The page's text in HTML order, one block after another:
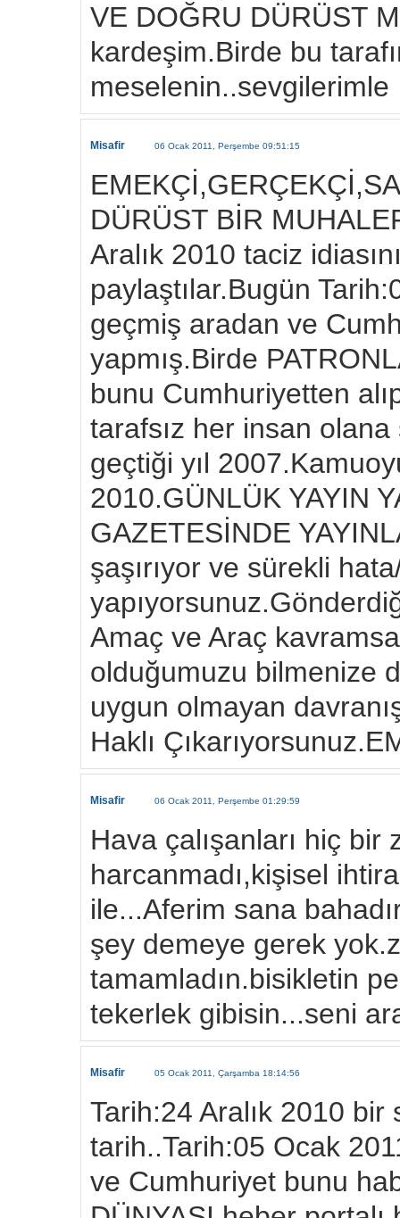
VE DOĞRU DÜRÜST
kardeşim.Birde bu
meselenin..sevgilerimle
Misafir 06 Ocak 2011, Perşembe 09:51:15
DÜRÜST BİR
Aralık 2010 taciz
paylaştılar.Bugün
geçmiş aradan ve
yapmış.Birde
bunu Cumhuriyetten
tarafsız her insan
geçtiği yıl
2010.GÜNLÜK YAYIN
GAZETESİNDE
şaşırıyor ve sürekli
Amaç ve Araç kavramsal
olduğumuzu bilmenize
uygun olmayan
Haklı
Misafir 06 Ocak 2011, Perşembe 01:29:59
Hava çalışanları hiç bir
harcanmadı,kişisel
ile...Aferim sana
şey demeye gerek
tamamladın.bisikletin
tekerlek gibisin...seni
Misafir 05 Ocak 2011, Çarşamba 18:14:56
Tarih:24 Aralık 2010
tarih..Tarih:05 Ocak
ve Cumhuriyet bunu